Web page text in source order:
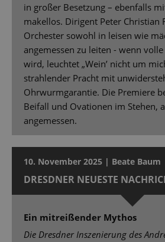
in großer Besetzung – ebenfalls
makellos. Dirigent Peter Christian
Orchester sowohl in leisen wie
angemessen zu leiten - wenn
wird, leuchtet „Wein’ nicht um
strahlender Pracht mit
Ohrwurmgarantie. Die Premiere
Beifall und Ovationen im Stehen,
angemessen.
10. November 2025 | Beate Baum
DRESDNER NEUESTE
Ein mitreißender Mythos
Die Dresdner Inszenierung des